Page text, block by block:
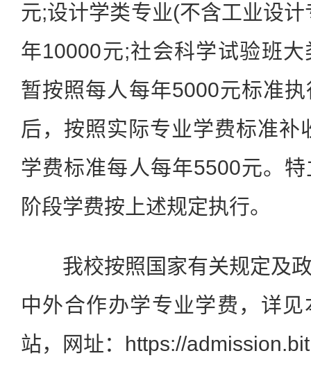
元;设计学类专业(不含工业设
年10000元;社会科学试验班
暂按照每人每年5000元标准
后，按照实际专业学费标准补
学费标准每人每年5500元。
阶段学费按上述规定执行。
我校按照国家有关规定及政
中外合作办学专业学费，详
站，网址：https://